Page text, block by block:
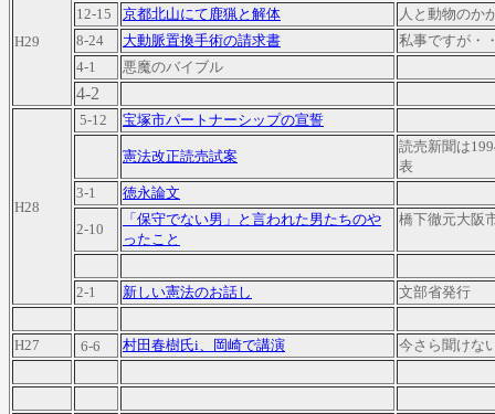
H29
12-15
京都北山にて鹿猟と解体
人と動物のか
8-24
大動脈置換手術の請求書
私事ですが・
4-1
悪魔のバイブル
4-2
H28
5-12 宝塚市パートナーシップの宣誓
憲法改正読売試案
読売新聞は
表
3-1
徳永論文
2-10
「保守でない男」と言われた男たちのや
ったこと
橋下徹元大阪
2-1 新しい憲法のお話し 文部省発行
H27 6-6 村田春樹氏i、岡崎で講演 今さら聞けな